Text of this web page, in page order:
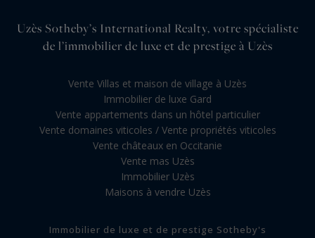
Uzès Sotheby’s International Realty, votre spécialiste
de l’immobilier de luxe et de prestige à Uzès
Vente Villas et maison de village à Uzès
Immobilier de luxe Gard
Vente appartements dans un hôtel particulier
Vente domaines viticoles / Vente propriétés viticoles
Vente châteaux en Occitanie
Vente mas Uzès
Immobilier Uzès
Maisons à vendre Uzès
Immobilier de luxe et de prestige Sotheby's